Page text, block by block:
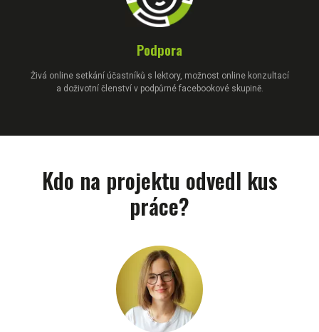
Podpora
Živá online setkání účastníků s lektory, možnost online konzultací
a doživotní členství v podpůrné facebookové skupině.
Kdo na projektu odvedl kus
práce?